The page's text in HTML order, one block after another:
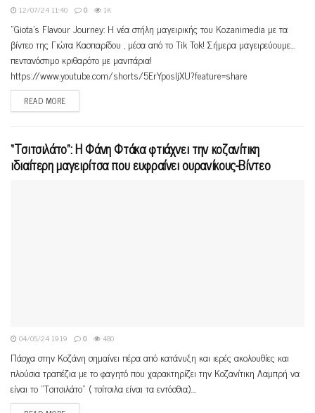
12/07/24 11:40 0 1K
"Giota's Flavour Journey: Η νέα στήλη μαγειρικής του Kozanimedia με τα
βίντεο της Γιώτα Κασπαρίδου , μέσα από το Tik Tok! Σήμερα μαγειρεύουμε...
πεντανόστιμο κριθαρότο με μανιτάρια!
https://www.youtube.com/shorts/5ErYposljXU?feature=share
READ MORE
“Τσιτσιλάτο”: Η Φάνη Φτάκα φτιάχνει την κοζανίτικη
ιδιαίτερη μαγειρίτσα που ευφραίνει ουρανίκους-Βίντεο
04/05/24 19:19 0 480
Πάσχα στην Κοζάνη σημαίνει πέρα από κατάνυξη και ιερές ακολουθίες και
πλούσια τραπέζια με το φαγητό που χαρακτηρίζει την Κοζανίτικη Λαμπρή να
είναι το “Τσιτσιλάτο” ( τσίτσιλα είναι τα εντόσθια)....